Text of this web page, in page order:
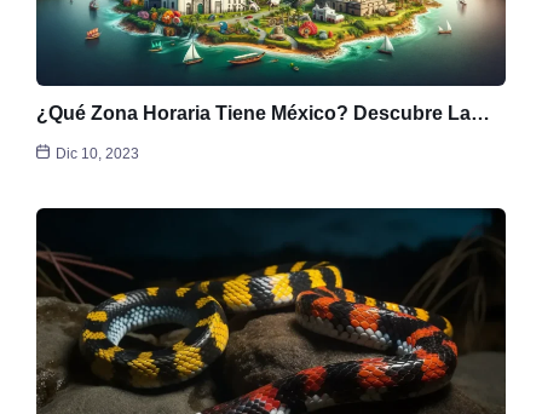
¿Qué Zona Horaria Tiene México? Descubre La…
Dic 10, 2023